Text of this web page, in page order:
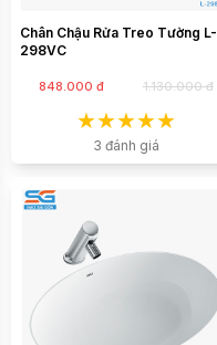
Chân Chậu Rửa Treo Tường L-
298VC
848.000 đ 1.130.000 đ
3 đánh giá